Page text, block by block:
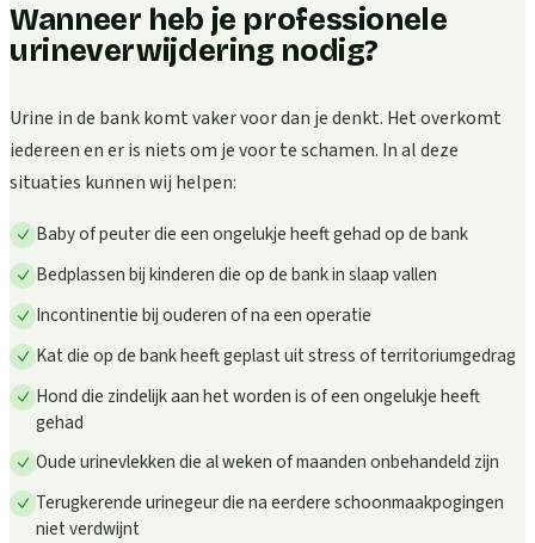
Wanneer heb je professionele
urineverwijdering nodig?
Urine in de bank komt vaker voor dan je denkt. Het overkomt
iedereen en er is niets om je voor te schamen. In al deze
situaties kunnen wij helpen:
Baby of peuter die een ongelukje heeft gehad op de bank
Bedplassen bij kinderen die op de bank in slaap vallen
Incontinentie bij ouderen of na een operatie
Kat die op de bank heeft geplast uit stress of territoriumgedrag
Hond die zindelijk aan het worden is of een ongelukje heeft
gehad
Oude urinevlekken die al weken of maanden onbehandeld zijn
Terugkerende urinegeur die na eerdere schoonmaakpogingen
niet verdwijnt